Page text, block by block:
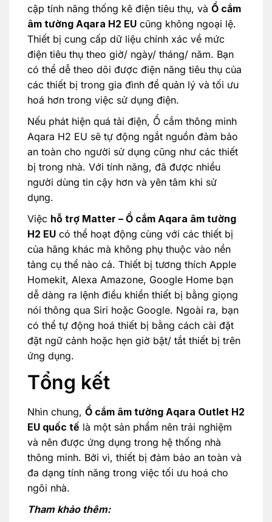
cập tính năng thống kê điện tiêu thụ, và Ổ cắm
âm tường Aqara H2 EUcũng không ngoại lệ.
Thiết bị cung cấp dữ liệu chính xác về mức
điện tiêu thụ theo giờ/ ngày/ tháng/ năm. Bạn
có thể dễ theo dõi được điện năng tiêu thụ của
các thiết bị trong gia đình để quản lý và tối ưu
hoá hơn trong việc sử dụng điện.
Nếu phát hiện quá tải điện, Ổ cắm thông minh
Aqara H2 EU sẽ tự động ngắt nguồn đảm bảo
an toàn cho người sử dụng cũng như các thiết
bị trong nhà. Với tính năng, đã được nhiều
người dùng tin cậy hơn và yên tâm khi sử
dụng.
Việc hỗ trợ Matter – Ổ cắm Aqara âm tường
H2 EUcó thể hoạt động cùng với các thiết bị
của hãng khác mà không phụ thuộc vào nền
tảng cụ thể nào cả. Thiết bị tương thích Apple
Homekit, Alexa Amazone, Google Home bạn
dễ dàng ra lệnh điều khiển thiết bị bằng giọng
nói thông qua Siri hoặc Google. Ngoài ra, bạn
có thể tự động hoá thiết bị bằng cách cài đặt
đặt ngữ cảnh hoặc hẹn giờ bật/ tắt thiết bị trên
ứng dụng.
Tổng kết
Nhìn chung, Ổ cắm âm tường Aqara Outlet H2
EU quốc tế là một sản phẩm nên trải nghiệm
và nên được ứng dụng trong hệ thống nhà
thông minh. Bởi vì, thiết bị đảm bảo an toàn và
đa dạng tính năng trong việc tối ưu hoá cho
ngôi nhà.
Tham khảo thêm: